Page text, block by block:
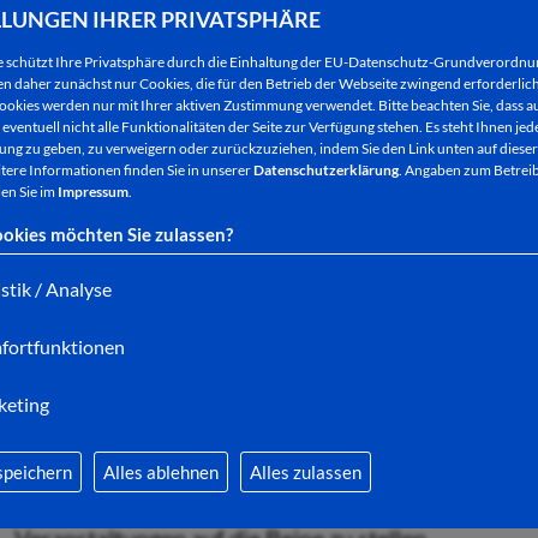
IHRER PRIVATSPHÄRE
schützt Ihre Privatsphäre durch die Einhaltung der EU-Datenschutz-
daher zunächst nur Cookies, die für den Betrieb der Webseite zwingend
werden nur mit Ihrer aktiven Zustimmung verwendet. Bitte beachten Sie, dass
nicht alle Funktionalitäten der Seite zur Verfügung stehen. Es steht Ihnen
zu geben, zu verweigern oder zurückzuziehen, indem Sie den Link unten auf
Informationen finden Sie in unsererDatenschutzerklärung. Angaben zum
Sie im Impressum.
möchten Sie zulassen?
/ Analyse
Alles ablehnen Alles zulassen
dazugehören, von Veränderung und einer Welt,
zutiefst menschlich und in einer schnörkellosen
Veränderungen in einem Dorf über drei
Literatur-Aktion sucht Lesepaten -
Veranstaltungsideen – ausdrücklich erwünscht.
sucht die Kreisstadt auch in diesem Jahr „Lese-
Die Auswahl-Jury sieht in dem Roman von
Wechselfälle des Lebens, vom Akzeptieren,
das Schicksal und Verschwinden des dörflichen
beeinflussen ist.
Die Jury sieht zudem vielfältige Möglichkeiten,